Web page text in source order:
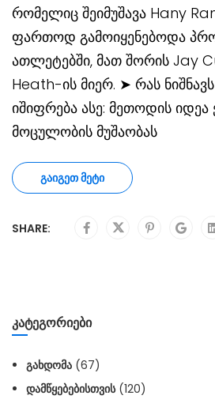
რომელიც შეიმუშავა Hany
ფართოდ გამოიყენებოდა
ათლეტებში, მათ შორის Jay
Heath-ის მიერ. ➤ რას
იშიფრება ასე: მეთოდის
მოცულობის მუშაობას
ᲒᲐᲘᲒᲔᲗ ᲛᲔᲢᲘ
SHARE:
ᲙᲐᲢᲔᲒᲝᲠᲘᲔᲑᲘ
ᲒᲐᲮᲓᲝᲛᲐ (67)
ᲓᲐᲛᲬᲧᲔᲑᲔᲑᲘᲡᲗᲕᲘᲡ(120)